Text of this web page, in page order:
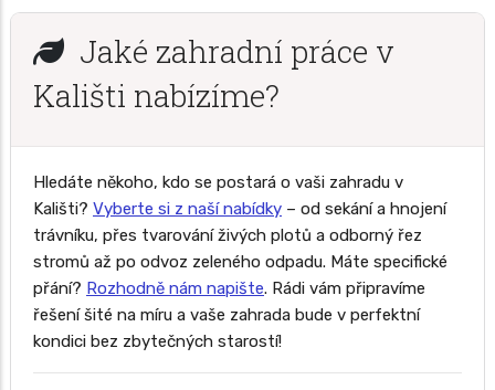
Jaké zahradní práce v
Kališti nabízíme?
Hledáte někoho, kdo se postará o vaši zahradu v
Kališti? Vyberte si z naší nabídky – od sekání a hnojení
trávníku, přes tvarování živých plotů a odborný řez
stromů až po odvoz zeleného odpadu. Máte specifické
přání? Rozhodně nám napište. Rádi vám připravíme
řešení šité na míru a vaše zahrada bude v perfektní
kondici bez zbytečných starostí!